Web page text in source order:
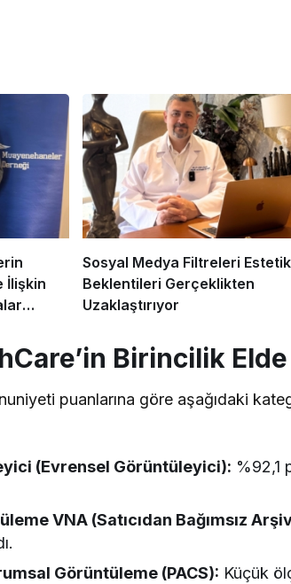
İlişkin
Sosyal Medya Filtreleri Estetik
Beklentileri Gerçeklikten
Uzaklaştırıyor
Birincilik
puanlarına göre aşağıdaki
(Evrensel Görüntüleyici): %92,1
VNA (Satıcıdan Bağımsız
Görüntüleme (PACS): Küçük